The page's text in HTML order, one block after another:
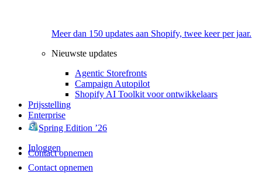
Meer dan 150 updates aan Shopify, twee keer per jaar.
Nieuwste updates
Agentic Storefronts
Campaign Autopilot
Shopify AI Toolkit voor ontwikkelaars
Prijsstelling
Enterprise
Spring Edition ’26
Inloggen
Contact opnemen
Contact opnemen